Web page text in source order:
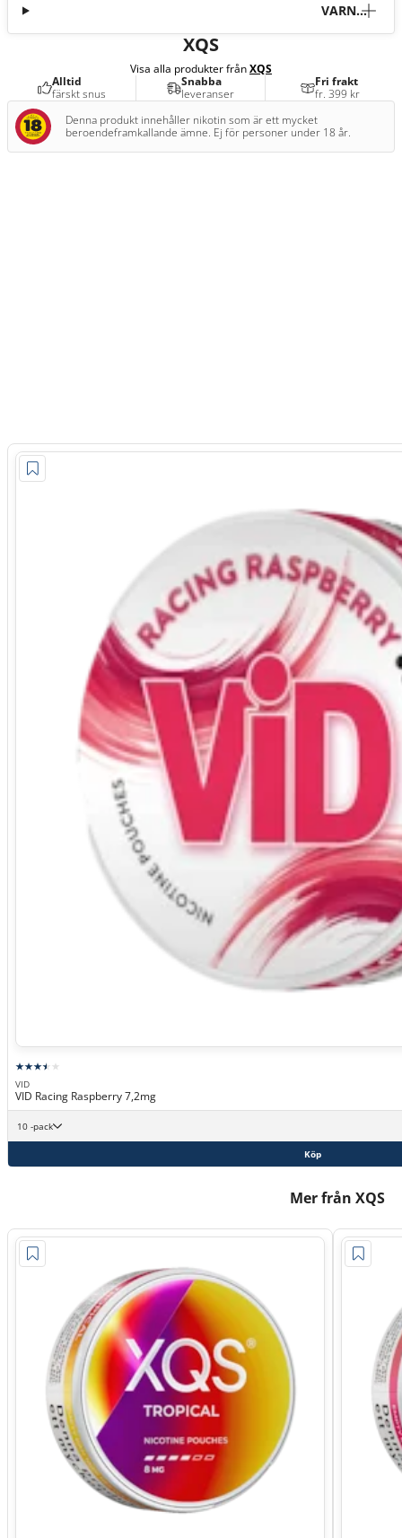
VARNI
XQS
Visa alla produkter frånXQS
Alltid
färskt snus
Snabba
leveranser
Fri frakt
fr. 399 kr
Denna produkt innehåller nikotin som är ett mycket
beroendeframkallande ämne. Ej för personer under 18 år.
VID
VID Racing Raspberry 7,2mg
10 -pack
Köp
Mer från XQS